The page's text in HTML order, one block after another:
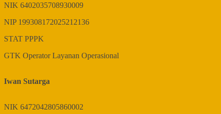
NIK 6402035708930009
NIP 199308172025212136
STAT PPPK
GTK Operator Layanan Operasional
Iwan Sutarga
NIK 6472042805860002